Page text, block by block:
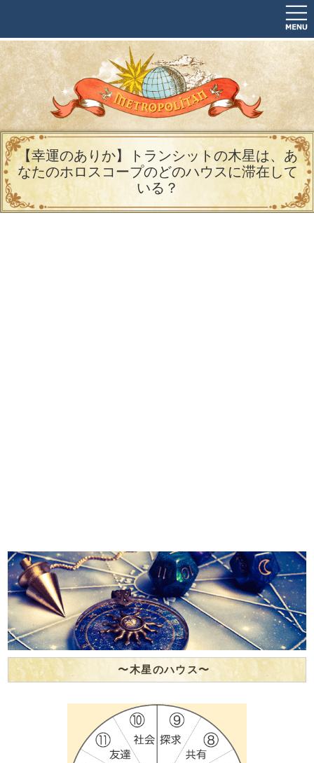
【幸運のありか】トランシットの木星は、あ
なたのホロスコープのどのハウスに滞在して
いる？
〜木星のハウス〜